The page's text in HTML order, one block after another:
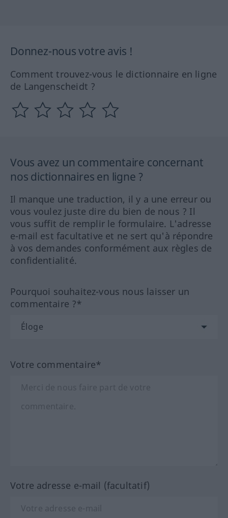
Donnez-nous votre avis !
Comment trouvez-vous le dictionnaire en ligne
de Langenscheidt ?
Vous avez un commentaire concernant
nos dictionnaires en ligne ?
Il manque une traduction, il y a une erreur ou
vous voulez juste dire du bien de nous ? Il
vous suffit de remplir le formulaire. L'adresse
e-mail est facultative et ne sert qu'à répondre
à vos demandes conformément aux règles de
confidentialité.
Pourquoi souhaitez-vous nous laisser un
commentaire ?*
Votre commentaire*
Votre adresse e-mail (facultatif)